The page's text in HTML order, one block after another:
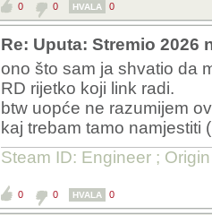
nisam rekao da ce
refreshanjem povlaci
drugim
normalno...nema
Torrentio je bio down
0 0 HVALA 0
Re: Uputa: Stremio 2026
ono što sam ja shvatio da
RD rijetko koji link radi.
btw uopće ne razumijem
kaj trebam tamo namjestiti
Steam ID: Engineer ;
0 0 HVALA 0